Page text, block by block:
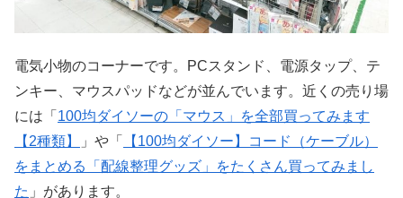
電気小物のコーナーです。PCスタンド、電源タップ、テ
ンキー、マウスパッドなどが並んでいます。近くの売り場
には「 100均ダイソーの「マウス」を全部買ってみます
【2種類】
」や「
【100均ダイソー】コード（ケーブル）
をまとめる「配線整理グッズ」をたくさん買ってみまし
た 」があります。